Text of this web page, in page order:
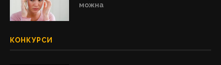
можна
КОНКУРСИ